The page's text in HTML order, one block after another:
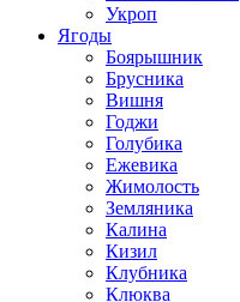
Укроп
Ягоды
Боярышник
Брусника
Вишня
Годжи
Голубика
Ежевика
Жимолость
Земляника
Калина
Кизил
Клубника
Клюква